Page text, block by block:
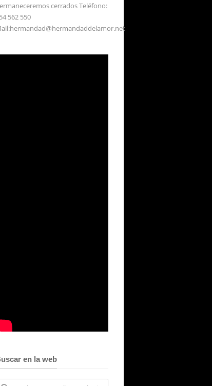
cerrados Teléfono:
562 550
en la web